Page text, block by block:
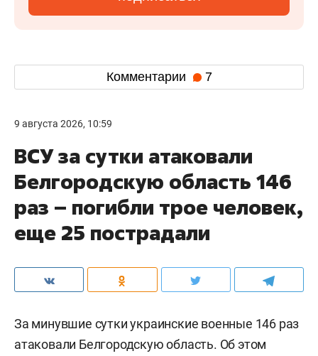
Комментарии 7
9 августа 2026, 10:59
ВСУ за сутки атаковали
Белгородскую область 146
раз – погибли трое человек,
еще 25 пострадали
За минувшие сутки украинские военные 146 раз
атаковали Белгородскую область. Об этом